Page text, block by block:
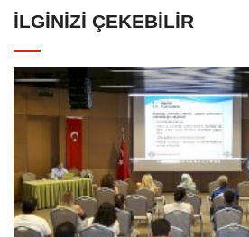
İLGINIZI ÇEKEBILIR